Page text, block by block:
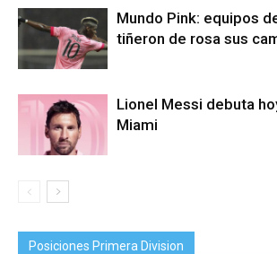
Mundo Pink: equipos
tiñeron de rosa sus
Lionel Messi debuta
Miami
Posiciones Primera Division